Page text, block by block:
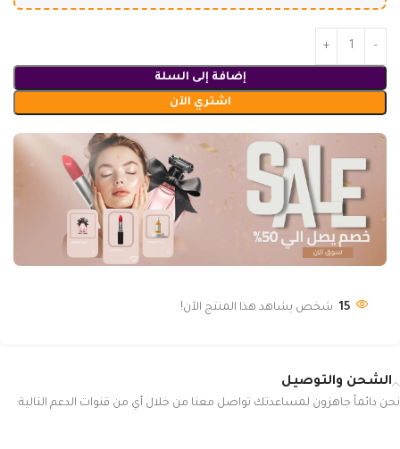
إضافة إلى السلة
اشتري الآن
15 شخص يشاهد هذا المنتج الآن!
الشحن والتوصيل
نحن دائماً جاهزون لمساعدتك تواصل معنا من خلال أي من قنوات الدعم التالية: